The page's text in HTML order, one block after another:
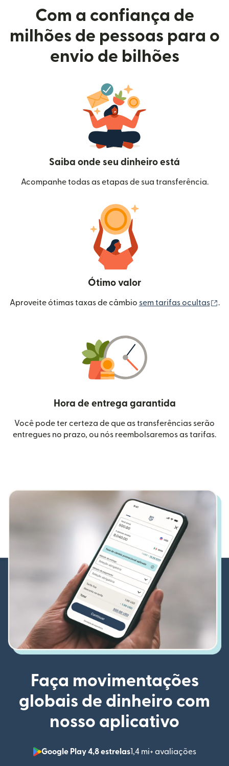
Com a confiança de
milhões de pessoas para o
envio de bilhões
Saiba onde seu dinheiro está
Acompanhe todas as etapas de sua transferência.
Ótimo valor
Aproveite ótimas taxas de câmbio sem tarifas ocultas .
Hora de entrega garantida
Você pode ter certeza de que as transferências serão
entregues no prazo, ou nós reembolsaremos as tarifas.
Faça movimentações
globais de dinheiro com
nosso aplicativo
Google Play 4,8 estrelas1,4 mi+ avaliações
(abre